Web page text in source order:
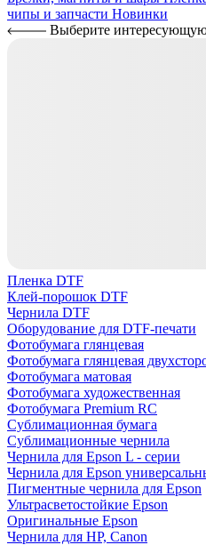
чипы и запчасти Новинки
Выберите
Пленка DTF
Клей-порошок DTF
Чернила DTF
Оборудование для DTF-печати
Фотобумага глянцевая
Фотобумага глянцевая
Фотобумага матовая
Фотобумага художественная
Фотобумага Premium RC
Сублимационная бумага
Сублимационные чернила
Чернила для Epson L - серии
Чернила для Epson
Пигментные чернила для Epson
Ультрасветостойкие Epson
Оригинальные Epson
Чернила для HP, Canon